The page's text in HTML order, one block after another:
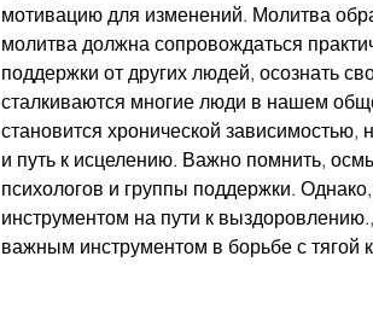
мотивацию для изменений. Молитва
молитва должна сопровождаться
поддержки от других людей, осознать
сталкиваются многие люди в нашем
становится хронической
и путь к исцелению. Важно помнить,
психологов и группы поддержки.
инструментом на пути к
важным инструментом в борьбе с тягой